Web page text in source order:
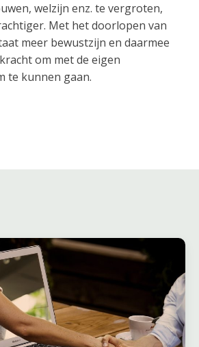
welzijn enz. te vergroten,
Met het doorlopen van
meer bewustzijn en daarmee
om met de eigen
te kunnen gaan.